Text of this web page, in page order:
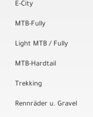
E-City
MTB-Fully
Light MTB / Fully
MTB-Hardtail
Trekking
Rennräder u. Gravel